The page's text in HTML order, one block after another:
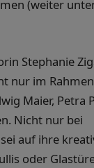
(weiter
Stephanie
nur im
Maier, Petra
Nicht nur bei
auf ihre
oder